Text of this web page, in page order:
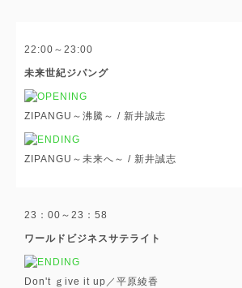
22:00～23:00
未来世紀ジパング
ZIPANGU～沸騰～ / 新井誠志
ZIPANGU～未来へ～ / 新井誠志
23：00～23：58
ワールドビジネスサテライト
Don't ｇive it up／平原綾香